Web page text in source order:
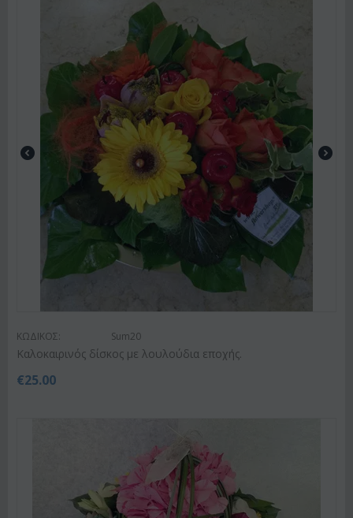
ΚΩΔΙΚΟΣ: Sum20
Kαλοκαιρινός δίσκος με λουλούδια εποχής.
€25.00